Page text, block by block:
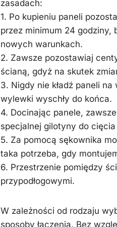
zasadach:
1. Po kupieniu paneli
przez minimum 24 godziny,
nowych warunkach.
2. Zawsze pozostawiaj
ścianą, gdyż na skutek
3. Nigdy nie kładź paneli
wylewki wyschły do końca.
4. Docinając panele,
specjalnej gilotyny do
5. Za pomocą sękownika
taka potrzeba, gdy
6. Przestrzenie pomiędzy
przypodłogowymi.
W zależności od rodzaju
sposoby łączenia. Bez